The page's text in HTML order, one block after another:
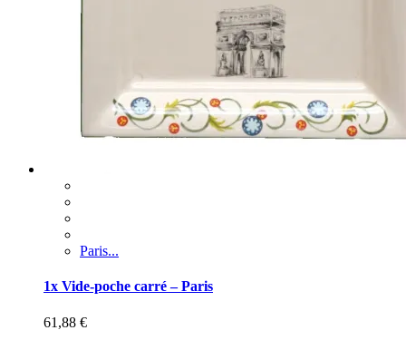
Paris...
1x Vide-poche carré – Paris
61,88 €